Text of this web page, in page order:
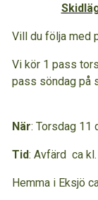
Vill du följa med
Vi kör 1 pass
pass söndag på
När: Torsdag 11
Tid: Avfärd ca
Hemma i Eksjö